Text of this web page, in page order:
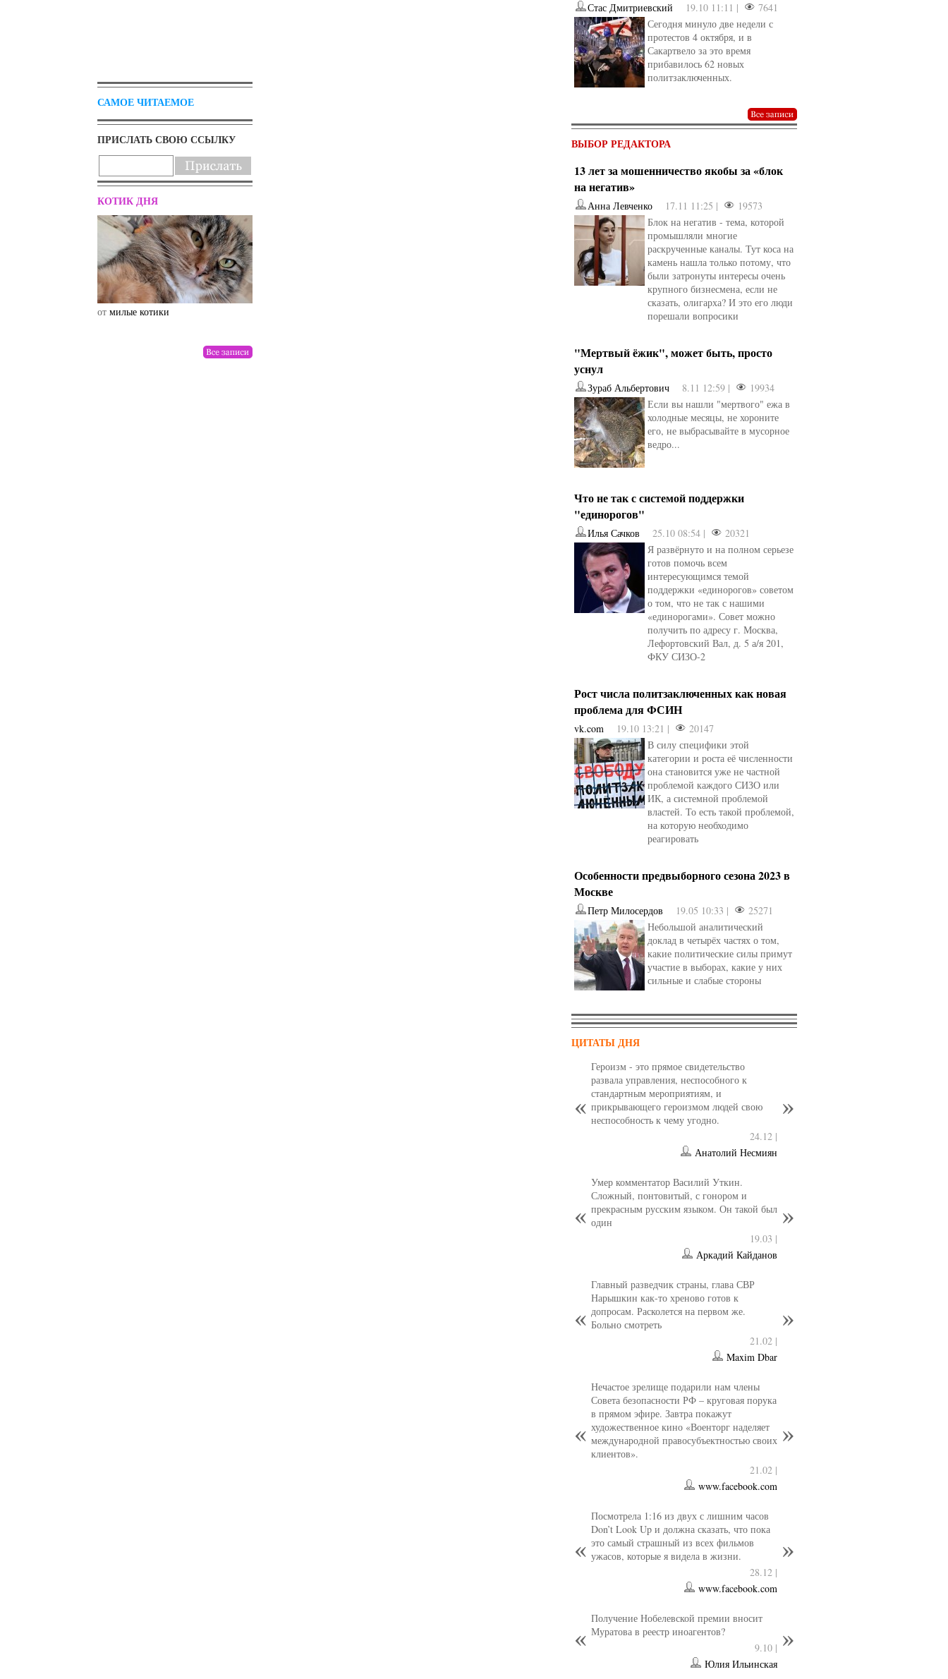
САМОЕ ЧИТАЕМОЕ
ПРИСЛАТЬ СВОЮ ССЫЛКУ
КОТИК ДНЯ
отмилые котики Ирина Иновели от kotyaravesel
Стас Дмитриевский 19.10 11:11 |
7641
Сегодня минуло две недели с
протестов 4 октября, и в
Сакартвело за это время
прибавилось 62 новых
политзаключенных.
ВЫБОР РЕДАКТОРА
13 лет за мошенничество якобы за «блок
на негатив»
Анна Левченко 17.11 11:25 |
19573
Блок на негатив - тема, которой
промышляли многие
раскрученные каналы. Тут коса на
камень нашла только потому, что
были затронуты интересы очень
крупного бизнесмена, если не
сказать, олигарха? И это его люди
порешали вопросики
"Мертвый ёжик", может быть, просто
уснул
Зураб Альбертович 8.11 12:59 |
19934
Если вы нашли "мертвого" ежа в
холодные месяцы, не хороните
его, не выбрасывайте в мусорное
ведро...
Что не так с системой поддержки
"единорогов"
Илья Сачков 25.10 08:54 |
20321
Я развёрнуто и на полном серьезе
готов помочь всем
интересующимся темой
поддержки «единорогов» советом
о том, что не так с нашими
«единорогами». Совет можно
получить по адресу г. Москва,
Лефортовский Вал, д. 5 а/я 201,
ФКУ СИЗО-2
Рост числа политзаключенных как новая
проблема для ФСИН
vk.com 19.10 13:21 |
20147
В силу специфики этой
категории и роста её численности
она становится уже не частной
проблемой каждого СИЗО или
ИК, а системной проблемой
властей. То есть такой проблемой,
на которую необходимо
реагировать
Особенности предвыборного сезона 2023 в
Москве
Петр Милосердов 19.05 10:33 |
25271
Небольшой аналитический
доклад в четырёх частях о том,
какие политические силы примут
участие в выборах, какие у них
сильные и слабые стороны
ЦИТАТЫ ДНЯ
Героизм - это прямое свидетельство
развала управления, неспособного к
стандартным мероприятиям, и
прикрывающего героизмом людей свою
неспособность к чему угодно.
24.12 |
Анатолий Несмиян
Умер комментатор Василий Уткин.
Сложный, понтовитый, с гонором и
прекрасным русским языком. Он такой был
один
19.03 |
Аркадий Кайданов
Главный разведчик страны, глава СВР
Нарышкин как-то хреново готов к
допросам. Расколется на первом же.
Больно смотреть
21.02 |
Maxim Dbar
Нечастое зрелище подарили нам члены
Совета безопасности РФ – круговая порука
в прямом эфире. Завтра покажут
художественное кино «Военторг наделяет
международной правосубъектностью своих
клиентов».
21.02 |
www.facebook.com
Посмотрела 1:16 из двух с лишним часов
Don’t Look Up и должна сказать, что пока
это самый страшный из всех фильмов
ужасов, которые я видела в жизни.
28.12 |
www.facebook.com
Получение Нобелевской премии вносит
Муратова в реестр иноагентов?
9.10 |
Юлия Ильинская